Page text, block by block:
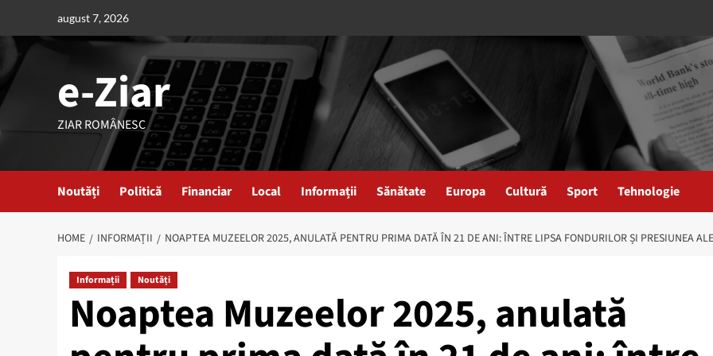
content
august 7, 2026
e-Ziar
ZIAR ROMÂNESC
Noutăți Politică Financiar Local Informații Sănătate Europa Cultură Sport Tehnologie
HOME INFORMAȚII NOAPTEA MUZEELOR 2025, ANULATĂ PENTRU PRIMA DATĂ ÎN 21 DE ANI: ÎNTRE LIPSA FONDURILOR ȘI PRESIUNEA
Informații Noutăți
Noaptea Muzeelor 2025, anulată